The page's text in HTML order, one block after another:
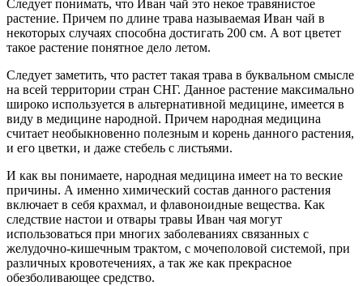
Следует понимать, что Иван чай это некое травянистое
растение. Причем по длине трава называемая Иван чай в
некоторых случаях способна достигать 200 см. А вот цветет
такое растение понятное дело летом.
Следует заметить, что растет такая трава в буквальном смысле
на всей территории стран СНГ. Данное растение максимально
широко используется в альтернативной медицине, имеется в
виду в медицине народной. Причем народная медицина
считает необыкновенно полезным и корень данного растения,
и его цветки, и даже стебель с листьями.
И как вы понимаете, народная медицина имеет на то веские
причины. А именно химический состав данного растения
включает в себя крахмал, и флавоноидные вещества. Как
следствие настои и отвары травы Иван чая могут
использоваться при многих заболеваниях связанных с
желудочно-кишечным трактом, с мочеполовой системой, при
различных кровотечениях, а так же как прекрасное
обезболивающее средство.